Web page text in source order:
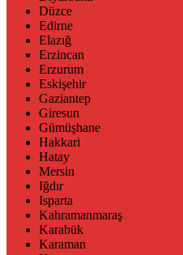
Düzce
Edirne
Elazığ
Erzincan
Erzurum
Eskişehir
Gaziantep
Giresun
Gümüşhane
Hakkari
Hatay
Mersin
Iğdır
Isparta
Kahramanmaraş
Karabük
Karaman